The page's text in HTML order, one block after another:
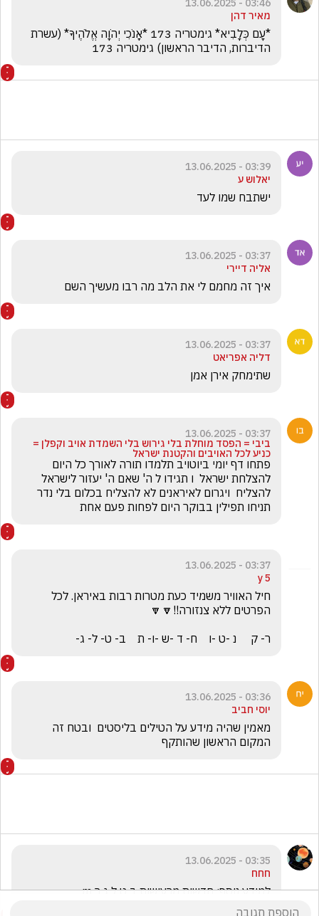
03:46 - 13.06.2025
מאיר דהן
הדיברות, הדיבר הראשון) גימטריה 173
03:39 - 13.06.2025
יאלוש ע
ישתבח שמו לעד
03:37 - 13.06.2025
אליה דיירי
איך זה מחמם לי את הלב מה רבו מעשיך השם
03:37 - 13.06.2025
דליה אפריאט
שתימחק אירן אמן
03:37 - 13.06.2025
ביבי = הפסד מוחלת בלי גירוש בלי השמדת אויב וקפלן =
כניע לכל האויבים והקטנת ישראל
תניחו תפילין בבוקר היום לפחות פעם אחת
03:37 - 13.06.2025
5 y
ר- ק     נ -ט -ו    ח- ד -ש -ו- ת    ב- ט- ל- ג-
03:36 - 13.06.2025
יוסי חביב
המקום הראשון שהותקף
03:35 - 13.06.2025
חחח
למידע נוסף: חדשות מרעישות ב ט ל ג ר m